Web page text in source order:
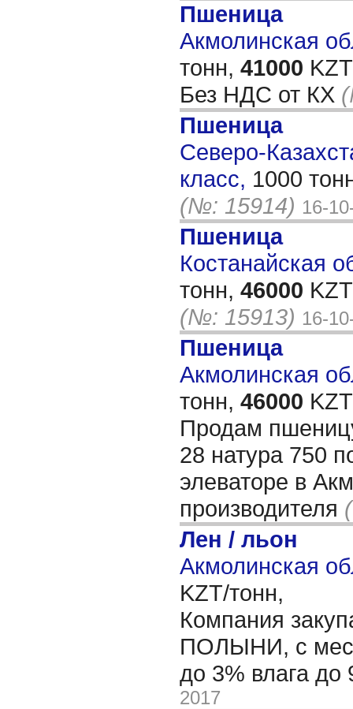
Пшеница
Акмолинская
тонн, 41000
Без НДС от КХ
Пшеница
Северо-
класс, 1000
(№: 15914) 16-
Пшеница
Костанайская
тонн, 46000
(№: 15913) 16-
Пшеница
Акмолинская
тонн, 46000
Продам
28 натура 750
элеваторе в
производителя
Лен / льон
Акмолинская
KZT/тонн,
Компания
ПОЛЫНИ, с
до 3% влага до
2017